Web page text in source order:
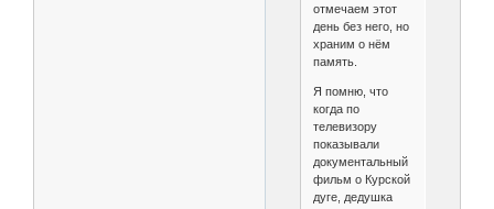
отмечаем этот
день без него, но
храним о нём
память.
Я помню, что
когда по
телевизору
показывали
документальный
фильм о Курской
дуге, дедушка